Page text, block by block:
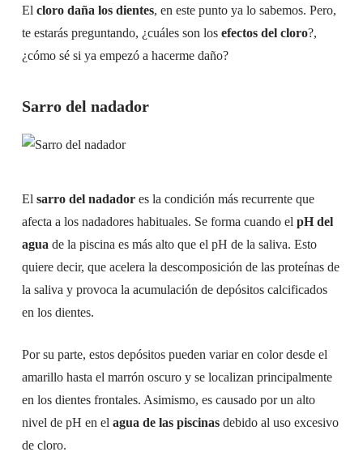
El cloro daña los dientes, en este punto ya lo sabemos. Pero,
te estarás preguntando, ¿cuáles son los efectos del cloro?,
¿cómo sé si ya empezó a hacerme daño?
Sarro del nadador
El sarro del nadadores la condición más recurrente que
afecta a los nadadores habituales. Se forma cuando el pH del
agua de la piscina es más alto que el pH de la saliva. Esto
quiere decir, que acelera la descomposición de las proteínas de
la saliva y provoca la acumulación de depósitos calcificados
en los dientes.
Por su parte, estos depósitos pueden variar en color desde el
amarillo hasta el marrón oscuro y se localizan principalmente
en los dientes frontales. Asimismo, es causado por un alto
nivel de pH en el agua de las piscinasdebido al uso excesivo
de cloro.